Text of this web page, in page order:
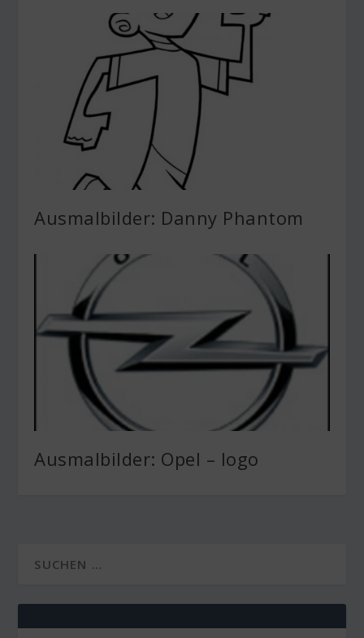
Ausmalbilder: Danny Phantom
Ausmalbilder: Opel – logo